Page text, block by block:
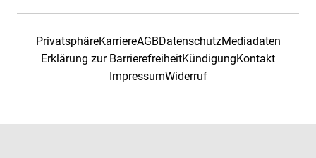
PrivatsphäreKarriereAGBDatenschutzMediadaten
Erklärung zur BarrierefreiheitKündigungKontakt
ImpressumWiderruf